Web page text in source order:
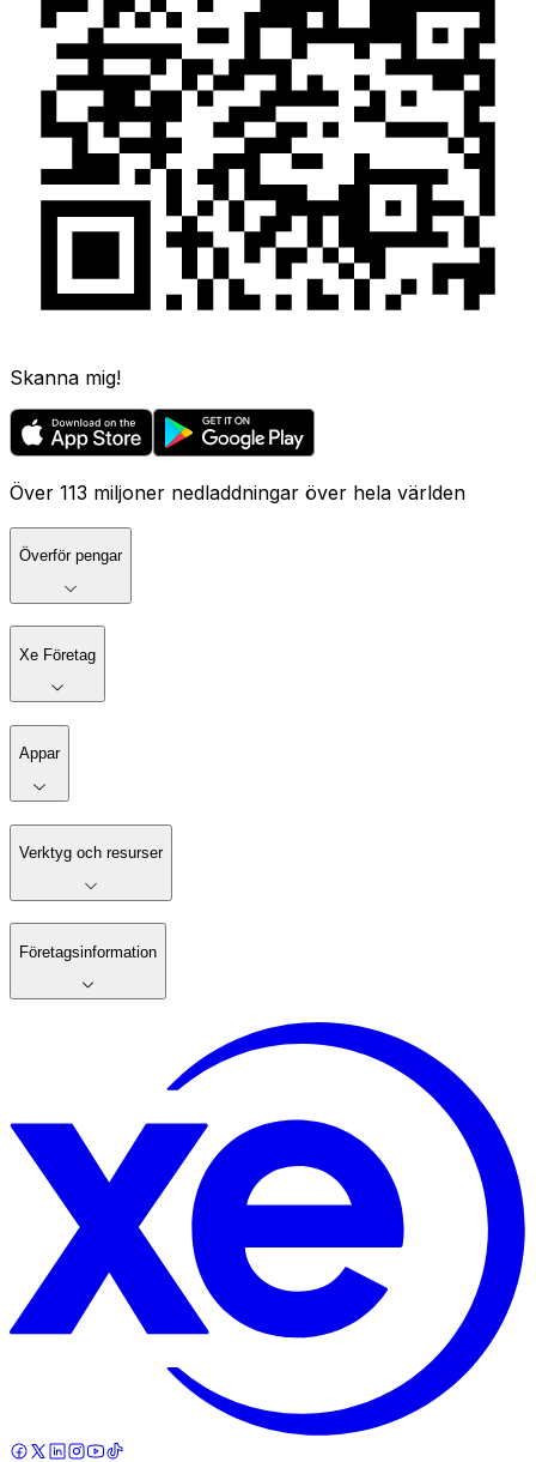
Skanna mig!
Över 113 miljoner nedladdningar över hela världen
Överför pengar
Xe Företag
Appar
Verktyg och resurser
Företagsinformation